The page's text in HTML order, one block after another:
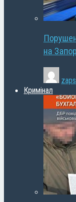
на
Кримінал